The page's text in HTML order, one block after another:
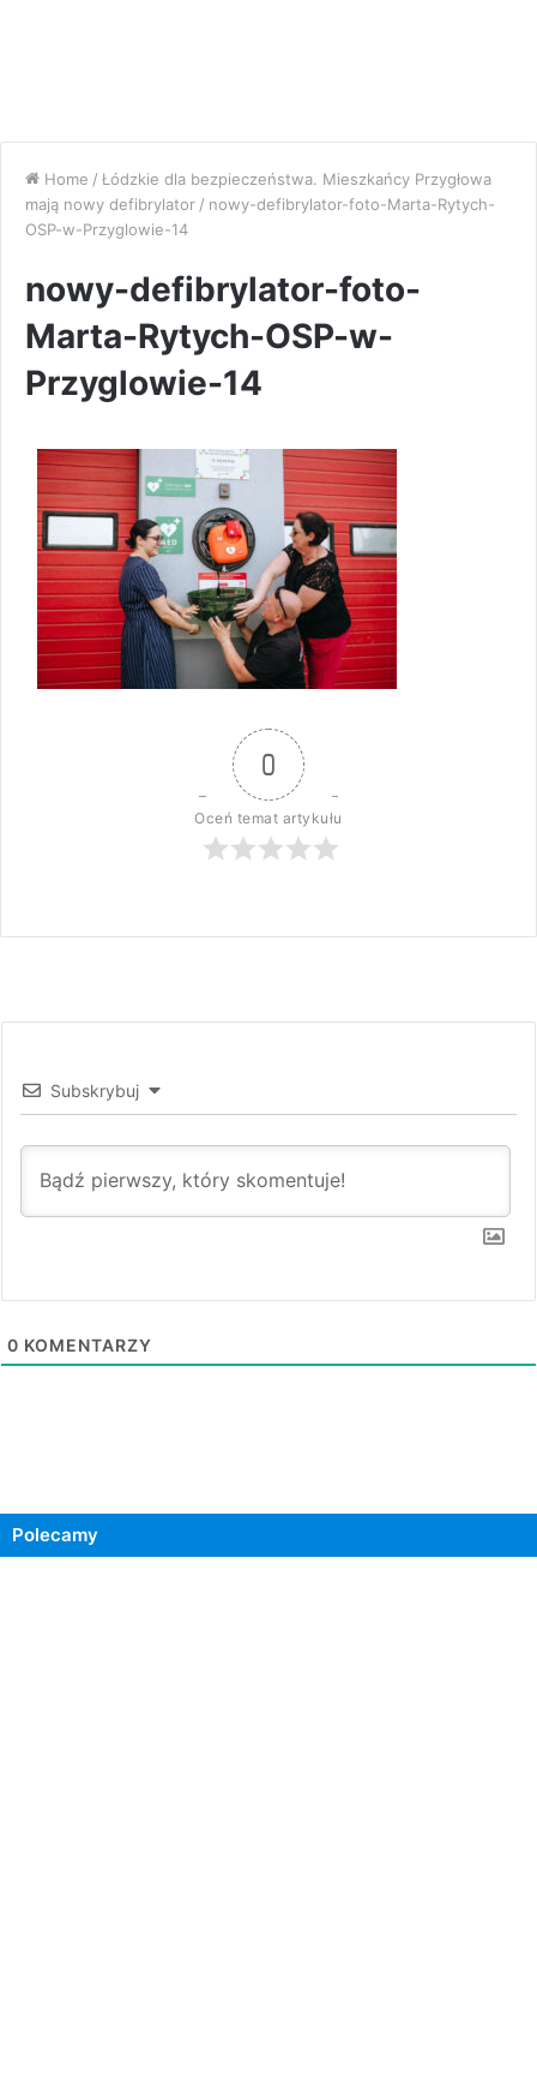
Home / Łódzkie dla bezpieczeństwa. Mieszkańcy Przygłowa
mają nowy defibrylator / nowy-defibrylator-foto-Marta-Rytych-
OSP-w-Przyglowie-14
nowy-defibrylator-foto-
Marta-Rytych-OSP-w-
Przyglowie-14
0
Oceń temat artykułu
Subskrybuj
0 KOMENTARZY
Polecamy